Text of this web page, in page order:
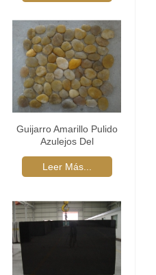
Guijarro Amarillo Pulido
Azulejos Del
Leer Más...